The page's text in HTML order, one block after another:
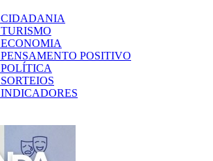
CIDADANIA
TURISMO
ECONOMIA
PENSAMENTO POSITIVO
POLÍTICA
SORTEIOS
INDICADORES